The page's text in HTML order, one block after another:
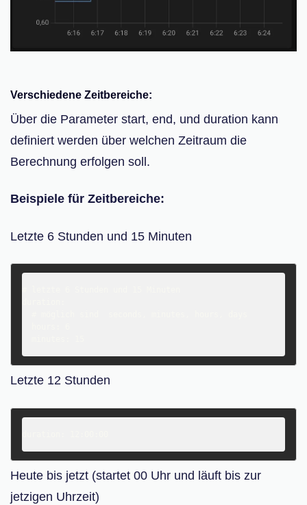
Verschiedene Zeitbereiche:
Über die Parameter start, end, und duration kann
definiert werden über welchen Zeitraum die
Berechnung erfolgen soll.
Beispiele für Zeitbereiche:
Letzte 6 Stunden und 15 Minuten
Letzte 12 Stunden
Heute bis jetzt (startet 00 Uhr und läuft bis zur
jetzigen Uhrzeit)